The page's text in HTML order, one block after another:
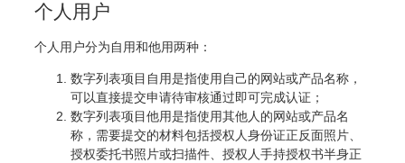
个人用户
个人用户分为自用和他用两种：
数字列表项目自用是指使用自己的网站或产品名称，
可以直接提交申请待审核通过即可完成认证；
数字列表项目他用是指使用其他人的网站或产品名
称，需要提交的材料包括授权人身份证正反面照片、
授权委托书照片或扫描件、授权人手持授权书半身正